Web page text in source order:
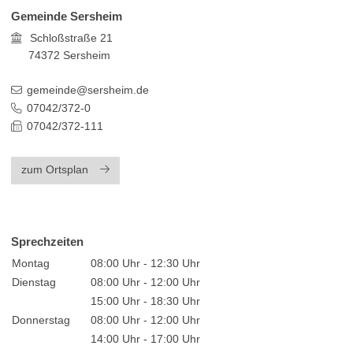
Gemeinde Sersheim
Schloßstraße 21
74372 Sersheim
gemeinde@sersheim.de
07042/372-0
07042/372-111
zum Ortsplan
Sprechzeiten
Montag
08:00 Uhr - 12:30 Uhr
Dienstag
08:00 Uhr - 12:00 Uhr
15:00 Uhr - 18:30 Uhr
Donnerstag
08:00 Uhr - 12:00 Uhr
14:00 Uhr - 17:00 Uhr